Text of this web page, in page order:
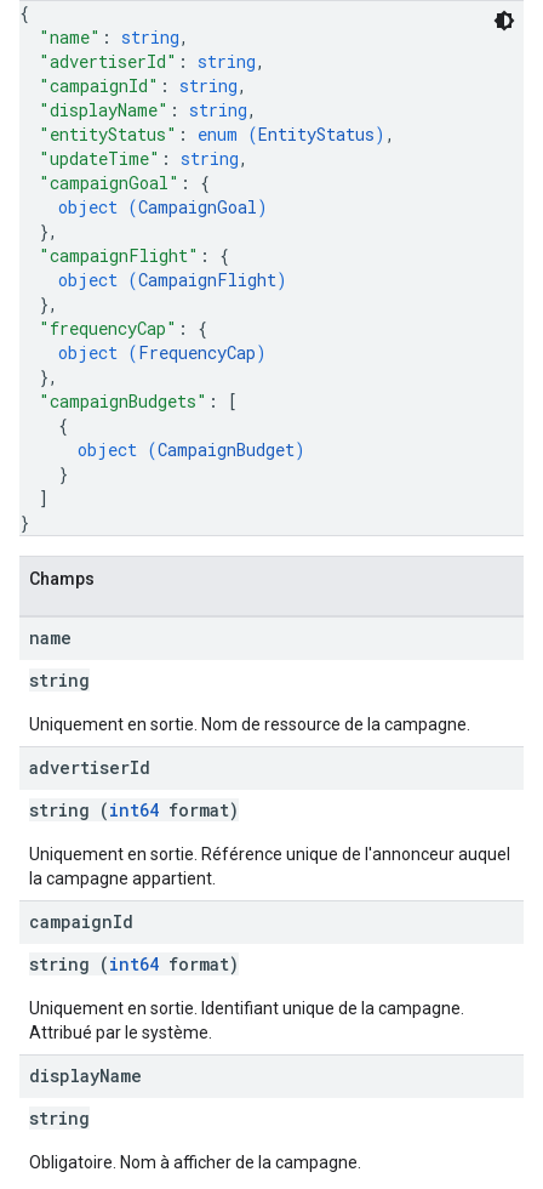
{
"name" : string,
"advertiserId" : string,
"campaignId" : string,
"displayName" : string,
"entityStatus" : enum (EntityStatus) ,
"updateTime" : string,
"campaignGoal" : {
object (CampaignGoal)
},
"campaignFlight" : {
object (CampaignFlight)
},
"frequencyCap" : {
object (FrequencyCap)
},
"campaignBudgets" :
[
{
object (CampaignBudget)
}
]
}
Champs
name
string
Uniquement en sortie. Nom de ressource de la campagne.
advertiserId
string (int64 format)
Uniquement en sortie. Référence unique de l'annonceur auquel
la campagne appartient.
campaignId
string (int64 format)
Uniquement en sortie. Identifiant unique de la campagne.
Attribué par le système.
displayName
string
Obligatoire. Nom à afficher de la campagne.